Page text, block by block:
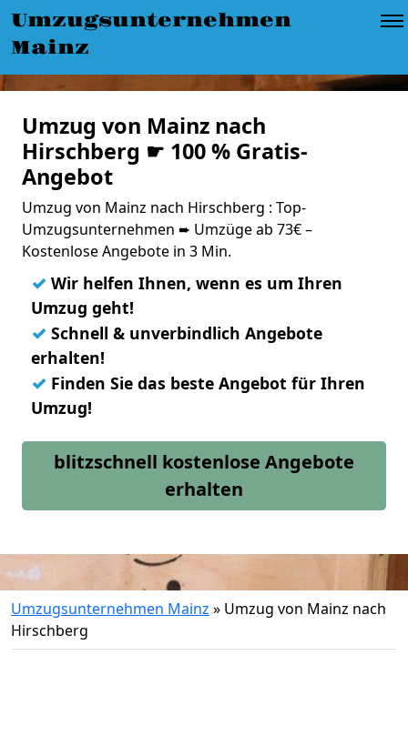
Umzugsunternehmen
Mainz
Umzug von Mainz nach
Hirschberg ☛ 100 % Gratis-
Angebot
Umzug von Mainz nach Hirschberg : Top-
Umzugsunternehmen ➨ Umzüge ab 73€ –
Kostenlose Angebote in 3 Min.
✓ Wir helfen Ihnen, wenn es um Ihren
Umzug geht!
✓ Schnell & unverbindlich Angebote
erhalten!
✓ Finden Sie das beste Angebot für Ihren
Umzug!
blitzschnell kostenlose Angebote
erhalten
Umzugsunternehmen Mainz » Umzug von Mainz nach
Hirschberg